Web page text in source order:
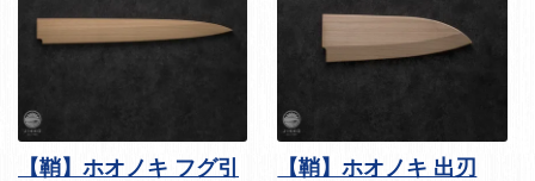
【鞘】ホオノキ フグ引 【鞘】ホオノキ 出刃